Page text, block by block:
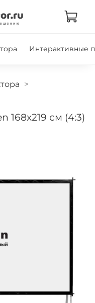
Интерактивные
168x219 см (4:3)